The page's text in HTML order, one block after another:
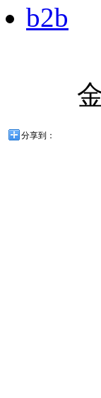
b2b
分享到：